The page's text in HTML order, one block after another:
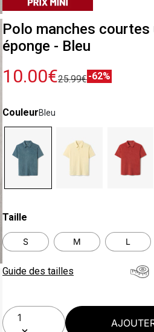
Polo manches courtes
éponge - Bleu
10.00€25.99€-62%
CouleurBleu
Taille
S M L
Guide des tailles